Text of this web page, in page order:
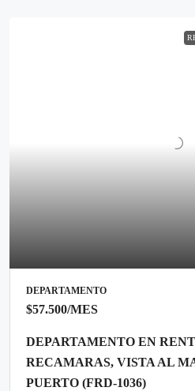
DEPARTAMENTO
$57.500/MES
DEPARTAMENTO EN
RECAMARAS, VISTA AL
PUERTO (FRD-1036)